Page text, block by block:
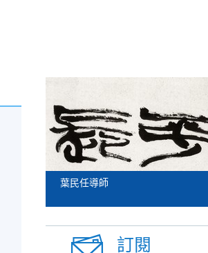
葉民任導師
訂閱